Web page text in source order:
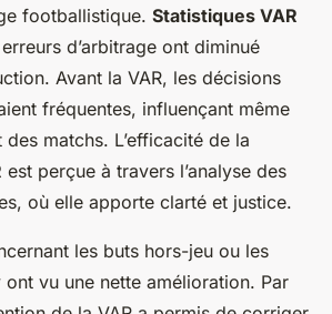
footballistique. Statistiques VAR
d’arbitrage ont diminué
Avant la VAR, les décisions
fréquentes, influençant même
matchs. L’efficacité de la
est perçue à travers l’analyse des
où elle apporte clarté et justice.
les buts hors-jeu ou les
vu une nette amélioration. Par